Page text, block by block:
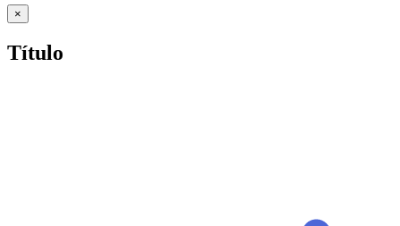
Cerrar
vista
del
×
Título